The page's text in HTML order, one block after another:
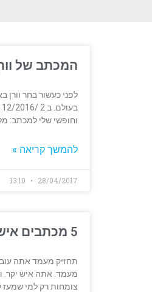
המכתב של
לפני כעשור בחר וורן
וחופשי שלי למכתב:
להמשך קריאה »
28/04/2017
5 מכתבים אישיים
תחזיק מעמד אתה
מעמד. אתה איש יקר.
צומחות רק למי שמעז